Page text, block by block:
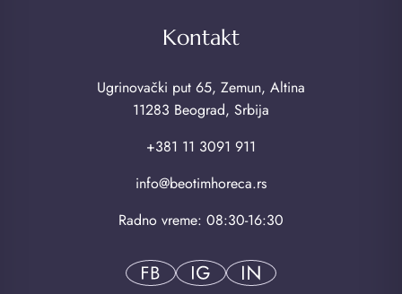
Kontakt
Ugrinovački put 65, Zemun, Altina
11283 Beograd, Srbija
+381 11 3091 911
info@beotimhoreca.rs
Radno vreme: 08:30-16:30